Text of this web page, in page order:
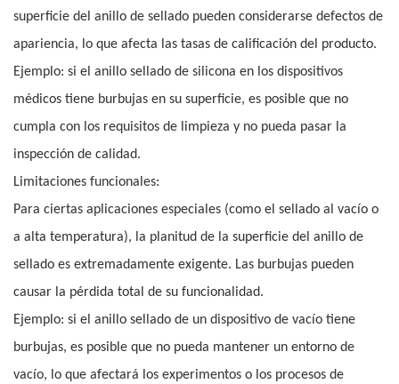
superficie del anillo de sellado pueden considerarse defectos de
apariencia, lo que afecta las tasas de calificación del producto.
Ejemplo: si el anillo sellado de silicona en los dispositivos
médicos tiene burbujas en su superficie, es posible que no
cumpla con los requisitos de limpieza y no pueda pasar la
inspección de calidad.
Limitaciones funcionales:
Para ciertas aplicaciones especiales (como el sellado al vacío o
a alta temperatura), la planitud de la superficie del anillo de
sellado es extremadamente exigente. Las burbujas pueden
causar la pérdida total de su funcionalidad.
Ejemplo: si el anillo sellado de un dispositivo de vacío tiene
burbujas, es posible que no pueda mantener un entorno de
vacío, lo que afectará los experimentos o los procesos de